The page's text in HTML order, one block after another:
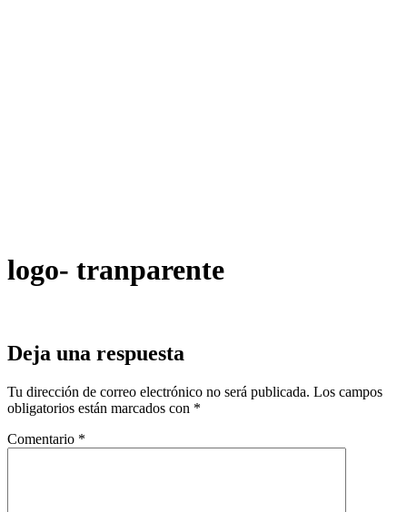
logo- tranparente
Deja una respuesta
Tu dirección de correo electrónico no será publicada. Los campos
obligatorios están marcados con *
Comentario *